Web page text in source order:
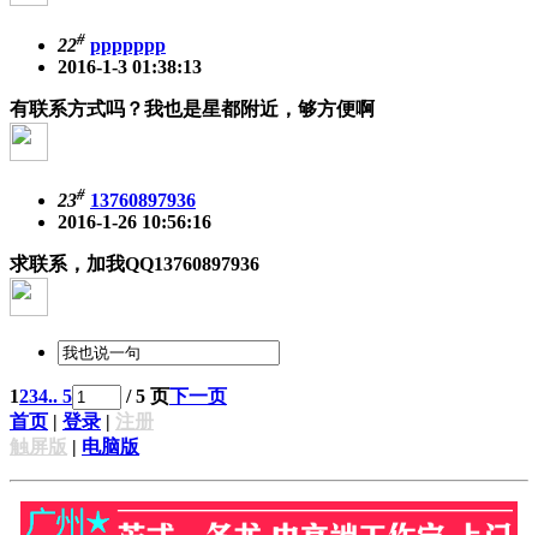
22# ppppppp
2016-1-3 01:38:13
有联系方式吗？我也是星都附近，够方便啊
23# 13760897936
2016-1-26 10:56:16
求联系，加我QQ13760897936
1234.. 5 / 5 页下一页
首页 | 登录 | 注册
触屏版 | 电脑版